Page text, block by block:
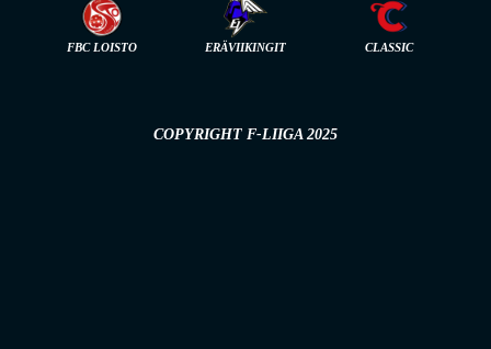
FBC LOISTO ERÄVIIKINGIT CLASSIC
COPYRIGHT F-LIIGA 2025